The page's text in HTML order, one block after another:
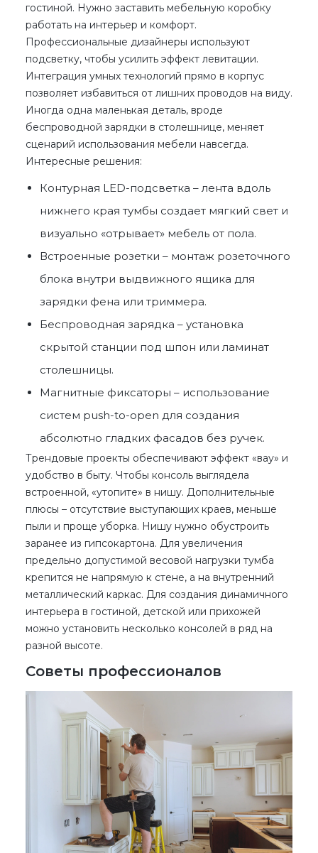
гостиной. Нужно заставить мебельную коробку
работать на интерьер и комфорт.
Профессиональные дизайнеры используют
подсветку, чтобы усилить эффект левитации.
Интеграция умных технологий прямо в корпус
позволяет избавиться от лишних проводов на виду.
Иногда одна маленькая деталь, вроде
беспроводной зарядки в столешнице, меняет
сценарий использования мебели навсегда.
Интересные решения:
Контурная LED-подсветка – лента вдоль
нижнего края тумбы создает мягкий свет и
визуально «отрывает» мебель от пола.
Встроенные розетки – монтаж розеточного
блока внутри выдвижного ящика для
зарядки фена или триммера.
Беспроводная зарядка – установка
скрытой станции под шпон или ламинат
столешницы.
Магнитные фиксаторы – использование
систем push-to-open для создания
абсолютно гладких фасадов без ручек.
Трендовые проекты обеспечивают эффект «вау» и
удобство в быту. Чтобы консоль выглядела
встроенной, «утопите» в нишу. Дополнительные
плюсы – отсутствие выступающих краев, меньше
пыли и проще уборка. Нишу нужно обустроить
заранее из гипсокартона. Для увеличения
предельно допустимой весовой нагрузки тумба
крепится не напрямую к стене, а на внутренний
металлический каркас. Для создания динамичного
интерьера в гостиной, детской или прихожей
можно установить несколько консолей в ряд на
разной высоте.
Советы профессионалов